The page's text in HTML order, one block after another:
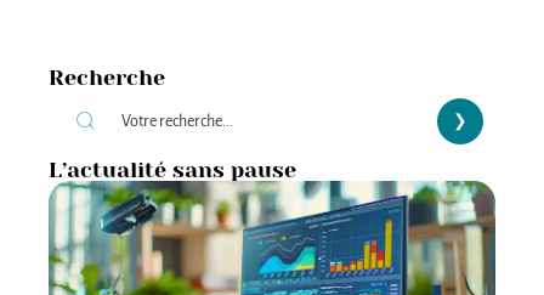
Recherche
L’actualité sans pause